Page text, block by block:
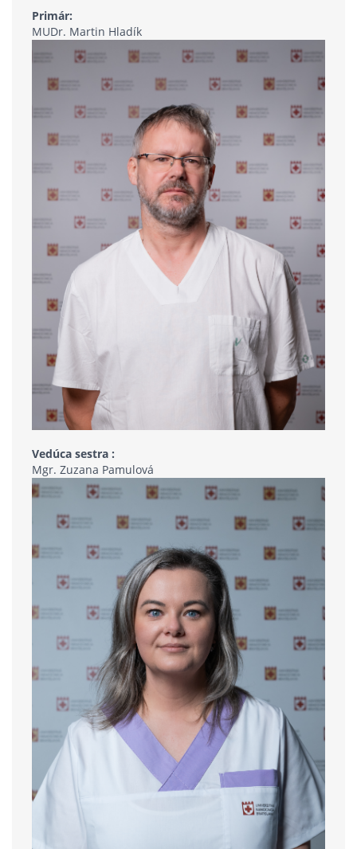
Primár:
MUDr. Martin Hladík
Vedúca sestra :
Mgr. Zuzana Pamulová